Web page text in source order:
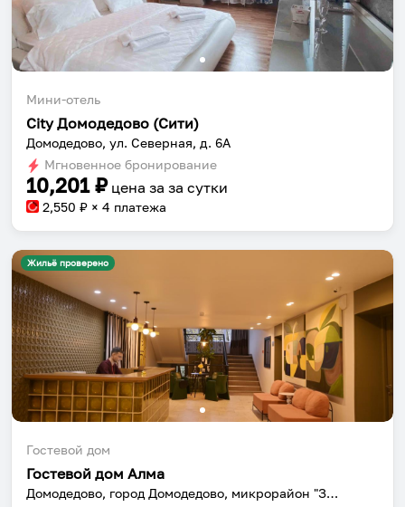
Мини-отель
City Домодедово (Сити)
Домодедово, ул. Северная, д. 6А
Мгновенное бронирование
10,201₽ цена за за сутки
2,550 ₽ × 4 платежа
Жильё проверено
Гостевой дом
Гостевой дом Алма
Домодедово, город Домодедово, микрорайон "Западный" ул. Талалихина д.4